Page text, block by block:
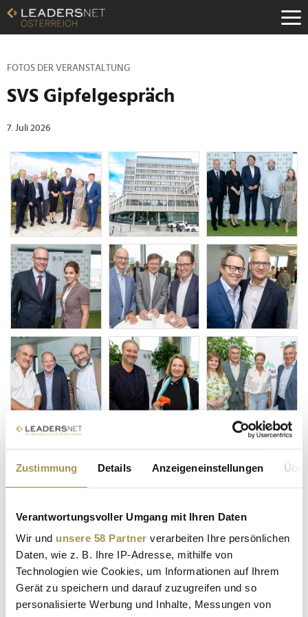
Zustimmung Details Anzeigeneinstellungen
Verantwortungsvoller Umgang mit Ihren Daten
Wir und unsere 58 Partner verarbeiten Ihre persönlichen
Daten, wie z. B. Ihre IP-Adresse, mithilfe von
Technologien wie Cookies, um Informationen auf Ihrem
Gerät zu speichern und darauf zuzugreifen und so
personalisierte Werbung und Inhalte, Messungen von
Zum
Inhalt
Zur
Navigation
Hauptnavigation
FOTOS DER VERANSTALTUNG
SVS Gipfelgespräch
7. Juli 2026